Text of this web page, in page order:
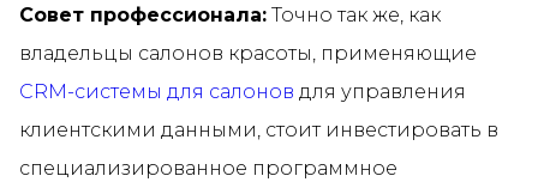
Совет профессионала: Точно так же, как
владельцы салонов красоты, применяющие
CRM-системы для салонов для управления
клиентскими данными, стоит инвестировать в
специализированное программное